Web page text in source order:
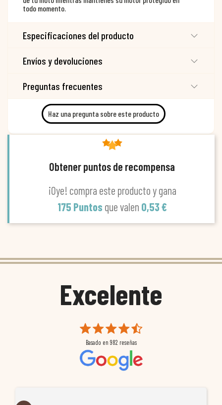
todo momento.
Especificaciones del producto
Envíos y devoluciones
Preguntas frecuentes
Haz una pregunta sobre este producto
Obtener puntos de recompensa
¡Oye! compra este producto y gana
175 Puntos que valen 0,53 €
Excelente
Basado en 982 reseñas